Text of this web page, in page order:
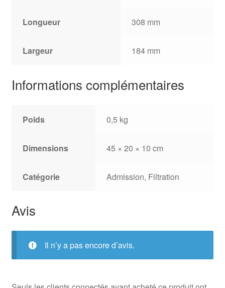
Longueur 308 mm
Largeur 184 mm
Informations complémentaires
Poids 0,5 kg
Dimensions 45 × 20 × 10 cm
Catégorie Admission, Filtration
Avis
Il n’y a pas encore d’avis.